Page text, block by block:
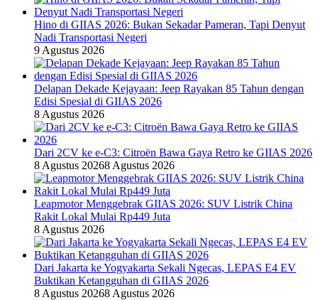
Hino di GIIAS 2026: Bukan Sekadar Pameran, Tapi Denyut
Nadi Transportasi Negeri
9 Agustus 2026
Delapan Dekade Kejayaan: Jeep Rayakan 85 Tahun dengan
Edisi Spesial di GIIAS 2026
8 Agustus 2026
Dari 2CV ke e-C3: Citroën Bawa Gaya Retro ke GIIAS 2026
8 Agustus 20268 Agustus 2026
Leapmotor Menggebrak GIIAS 2026: SUV Listrik China
Rakit Lokal Mulai Rp449 Juta
8 Agustus 2026
Dari Jakarta ke Yogyakarta Sekali Ngecas, LEPAS E4 EV
Buktikan Ketangguhan di GIIAS 2026
8 Agustus 20268 Agustus 2026